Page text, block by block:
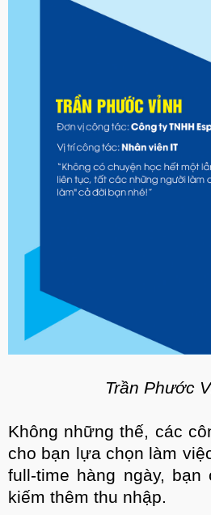
Trần Phước
Không những thế, các
cho bạn lựa chọn làm
full-time hàng ngày,
kiếm thêm thu nhập.